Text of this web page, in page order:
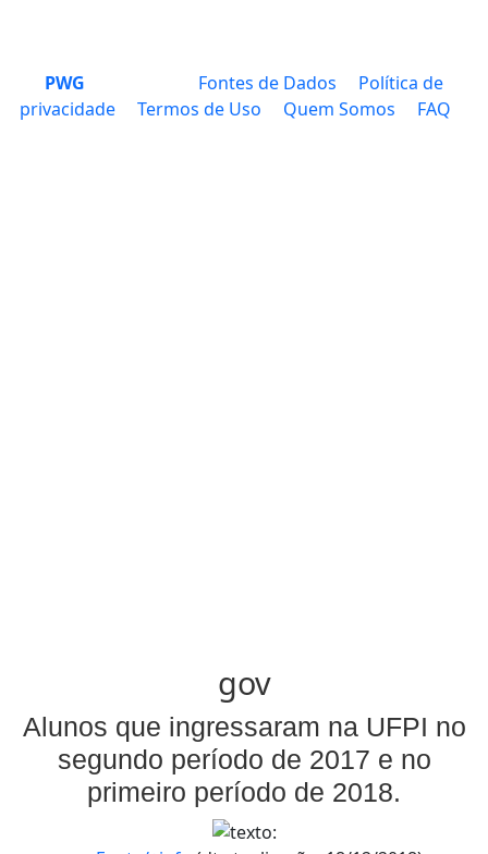
PWG Fontes de Dados
Política de
privacidade
Termos de Uso Quem Somos FAQ
gov
Alunos que ingressaram na UFPI no
segundo período de 2017 e no
primeiro período de 2018.